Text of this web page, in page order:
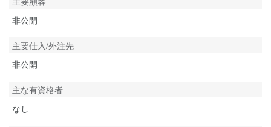
非公開
主要仕入/外注先
非公開
主な有資格者
なし